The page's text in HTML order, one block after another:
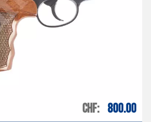
CHF 800.00